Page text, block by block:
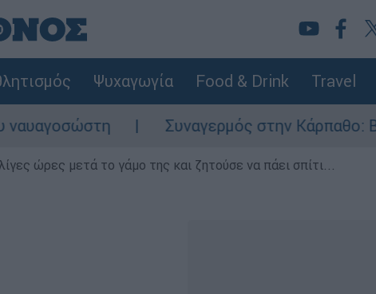
Ψυχαγωγία Food & Drink Travel
Συναγερμός στην Κάρπαθο:
ώρες μετά το γάμο της και ζητούσε να πάει σπίτι...